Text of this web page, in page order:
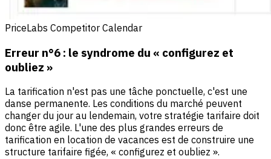
PriceLabs Competitor Calendar
Erreur n°6 : le syndrome du « configurez et
oubliez »
La tarification n'est pas une tâche ponctuelle, c'est une
danse permanente. Les conditions du marché peuvent
changer du jour au lendemain, votre stratégie tarifaire doit
donc être agile. L'une des plus grandes erreurs de
tarification en location de vacances est de construire une
structure tarifaire figée, « configurez et oubliez ».